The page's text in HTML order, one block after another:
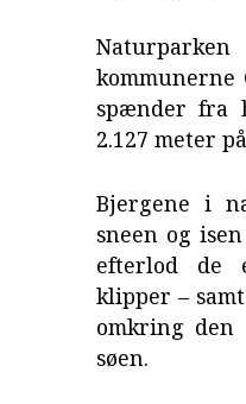
kommunerne
spænder fra
2.127 meter
Bjergene i
sneen og
efterlod de
klipper –
omkring den
søen.